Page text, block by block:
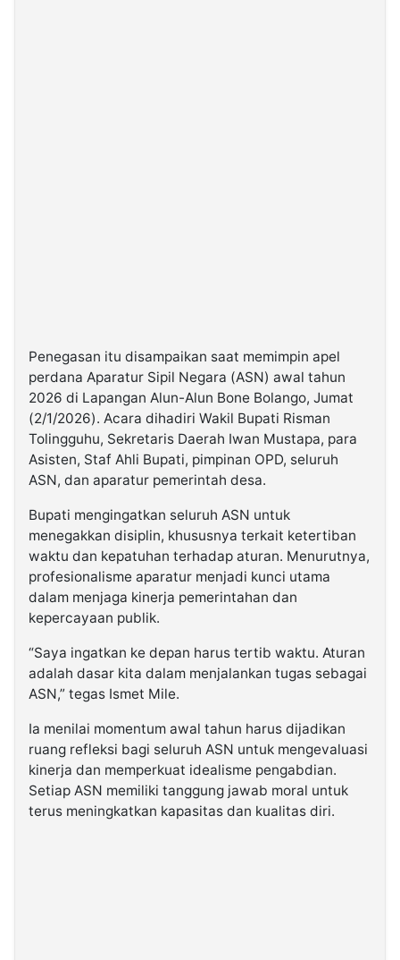
Penegasan itu disampaikan saat memimpin apel
perdana Aparatur Sipil Negara (ASN) awal tahun
2026 di Lapangan Alun-Alun Bone Bolango, Jumat
(2/1/2026). Acara dihadiri Wakil Bupati Risman
Tolingguhu, Sekretaris Daerah Iwan Mustapa, para
Asisten, Staf Ahli Bupati, pimpinan OPD, seluruh
ASN, dan aparatur pemerintah desa.
Bupati mengingatkan seluruh ASN untuk
menegakkan disiplin, khususnya terkait ketertiban
waktu dan kepatuhan terhadap aturan. Menurutnya,
profesionalisme aparatur menjadi kunci utama
dalam menjaga kinerja pemerintahan dan
kepercayaan publik.
“Saya ingatkan ke depan harus tertib waktu. Aturan
adalah dasar kita dalam menjalankan tugas sebagai
ASN,” tegas Ismet Mile.
Ia menilai momentum awal tahun harus dijadikan
ruang refleksi bagi seluruh ASN untuk mengevaluasi
kinerja dan memperkuat idealisme pengabdian.
Setiap ASN memiliki tanggung jawab moral untuk
terus meningkatkan kapasitas dan kualitas diri.